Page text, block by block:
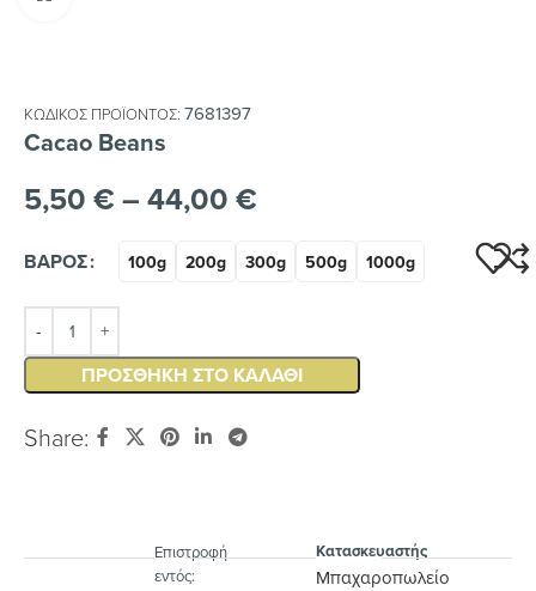
Cacao Beans
ΚΩΔΙΚΌΣ ΠΡΟΪΌΝΤΟΣ: 7681397
5,50€–44,00€
ΒΆΡΟΣ 100g 200g 300g 500g 1000g
ΠΡΟΣΘΉΚΗ ΣΤΟ ΚΑΛΆΘΙ
Share:
Eπιστροφή
εντός:
Κατασκευαστής
Μπαχαροπωλείο